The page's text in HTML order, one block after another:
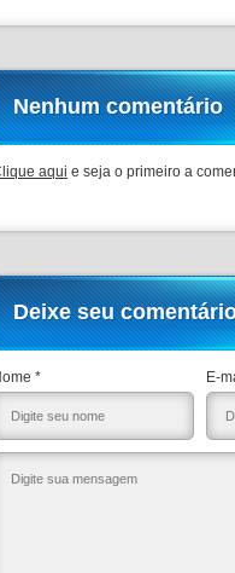
Nenhum comentário
aqui e seja o primeiro a
Deixe seu
* E-